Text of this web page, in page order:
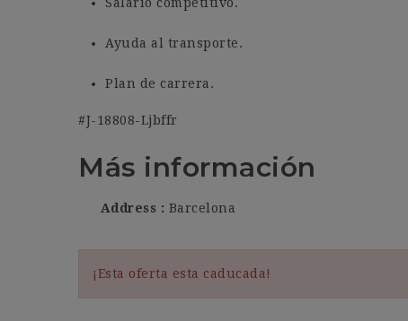
Ayuda al transporte.
Plan de carrera.
#J-18808-Ljbffr
Más información
Address Barcelona
¡Esta oferta esta caducada!